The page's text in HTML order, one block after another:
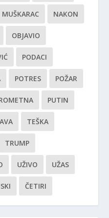
MUŠKARAC NAKON
OBJAVIO
PODACI
POTRES POŽAR
PUTIN
TEŠKA
TRUMP
UŽIVO UŽAS
ČETIRI